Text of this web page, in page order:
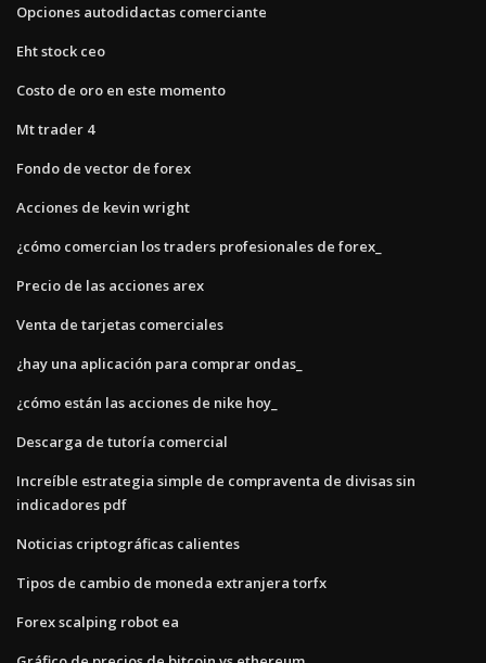
Opciones autodidactas comerciante
Eht stock ceo
Costo de oro en este momento
Mt trader 4
Fondo de vector de forex
Acciones de kevin wright
¿cómo comercian los traders profesionales de forex_
Precio de las acciones arex
Venta de tarjetas comerciales
¿hay una aplicación para comprar ondas_
¿cómo están las acciones de nike hoy_
Descarga de tutoría comercial
Increíble estrategia simple de compraventa de divisas sin
indicadores pdf
Noticias criptográficas calientes
Tipos de cambio de moneda extranjera torfx
Forex scalping robot ea